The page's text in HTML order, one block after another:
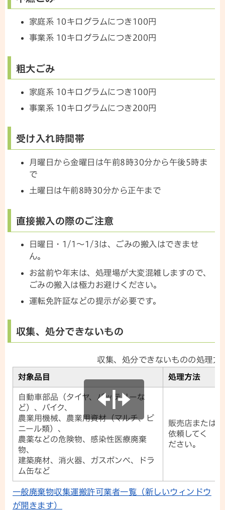
家庭系 10キログラムにつき100円
事業系 10キログラムにつき200円
粗大ごみ
家庭系 10キログラムにつき100円
事業系 10キログラムにつき200円
受け入れ時間帯
月曜日から金曜日は午前8時30分から午後5時ま
で
土曜日は午前8時30分から正午まで
直接搬入の際のご注意
日曜日・1/1～1/3は、ごみの搬入はできませ
ん。
お盆前や年末は、処理場が大変混雑しますので、
ごみの搬入は極力お避けください。
運転免許証などの提示が必要です。
収集、処分できないもの
収集、処分できないものの処理方
対象品目 処理方法
自動車部品（タイヤ、バッテリーな
ど）、バイク、
農業用機械、農業用資材（マルチ、ビ
ニール類）、
農薬などの危険物、感染性医療廃棄
物、
建築廃材、消火器、ガスボンベ、ドラ
ム缶など
販売店または
依頼してく
ださい。
一般廃棄物収集運搬許可業者一覧（新しいウィンドウ
が開きます）